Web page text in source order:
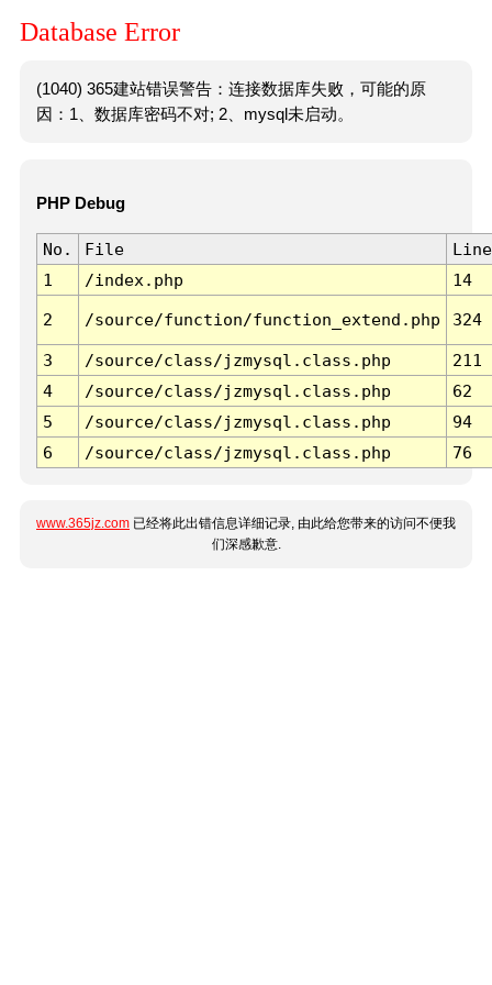
Database Error
(1040) 365建站错误警告：连接数据库失败，可能的原
因：1、数据库密码不对; 2、mysql未启动。
PHP Debug
No. File
Line
1
/index.php 14
2 /source/function/function_extend.php 324
3 /source/class/jzmysql.class.php
211
4
/source/class/jzmysql.class.php
62
5
/source/class/jzmysql.class.php
94
6
/source/class/jzmysql.class.php 76
www.365jz.com 已经将此出错信息详细记录, 由此给您带来的访问不便我
们深感歉意.